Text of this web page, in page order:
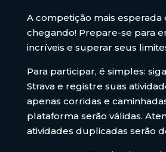
A competição mais esperada
chegando! Prepare-se para
incríveis e superar seus
Para participar, é simples:
Strava e registre suas
apenas corridas e
plataforma serão válidas.
atividades duplicadas serão